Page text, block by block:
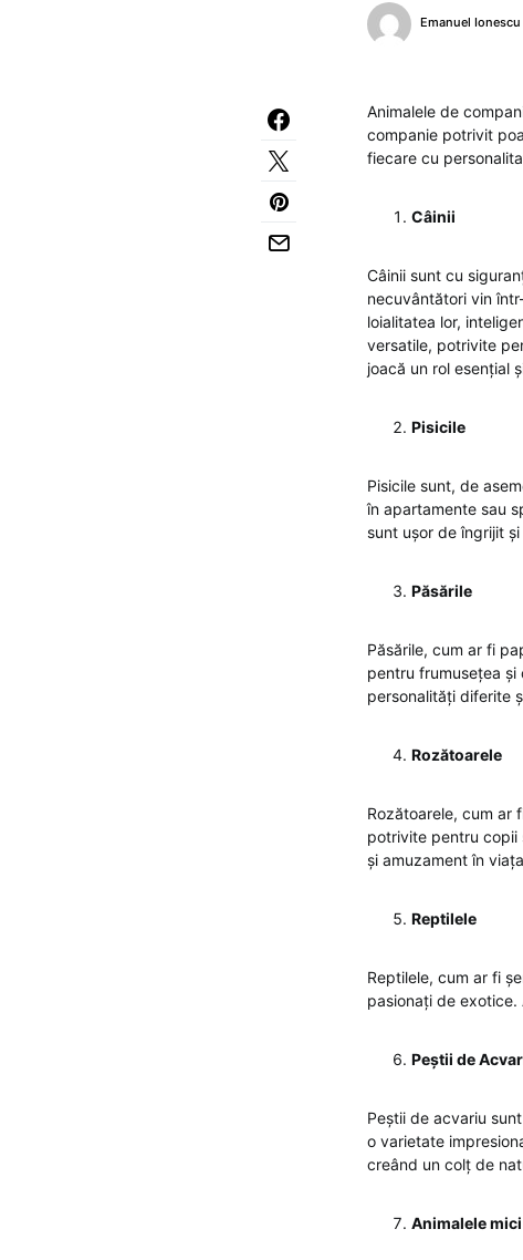
Emanuel Ionescu
Animalele de
companie potrivit
fiecare cu
Câinii
Câinii sunt cu
necuvântători vin
loialitatea lor,
versatile, potrivite
joacă un rol esențial
Pisicile
Pisicile sunt, de
în apartamente sau
sunt ușor de îngrijit
Păsările
Păsările, cum ar fi
pentru frumusețea și
personalități diferite
Rozătoarele
Rozătoarele, cum ar
potrivite pentru copii
și amuzament în
Reptilele
Reptilele, cum ar fi
pasionați de
Peștii de
Peștii de acvariu
o varietate
creând un colț de
Animalele